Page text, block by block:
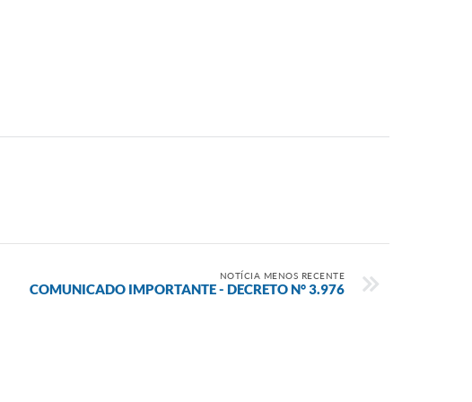
NOTÍCIA MENOS RECENTE
COMUNICADO IMPORTANTE - DECRETO N° 3.976